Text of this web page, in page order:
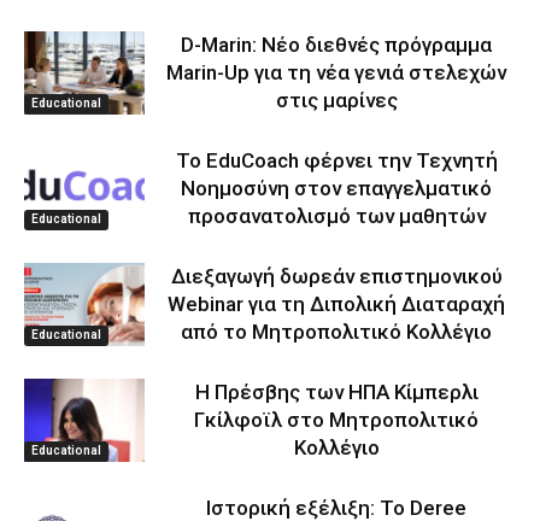
Educational
D-Marin: Νέο διεθνές πρόγραμμα
Marin-Up για τη νέα γενιά στελεχών
στις μαρίνες
Educational
Το EduCoach φέρνει την Τεχνητή
Νοημοσύνη στον επαγγελματικό
προσανατολισμό των μαθητών
Educational
Διεξαγωγή δωρεάν επιστημονικού
Webinar για τη Διπολική Διαταραχή
από το Μητροπολιτικό Κολλέγιο
Educational
Η Πρέσβης των ΗΠΑ Κίμπερλι
Γκίλφοϊλ στο Μητροπολιτικό
Κολλέγιο
Ιστορική εξέλιξη: Το Deree